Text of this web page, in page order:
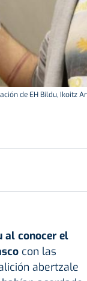
de EH Bildu, Ikoitz
al conocer el
con las
abertzale